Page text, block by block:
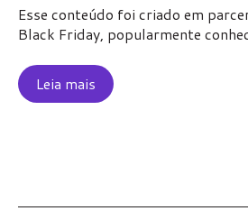
Esse conteúdo foi criado em
Black Friday, popularmente
Leia mais